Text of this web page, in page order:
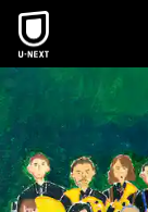
本文へスキップ